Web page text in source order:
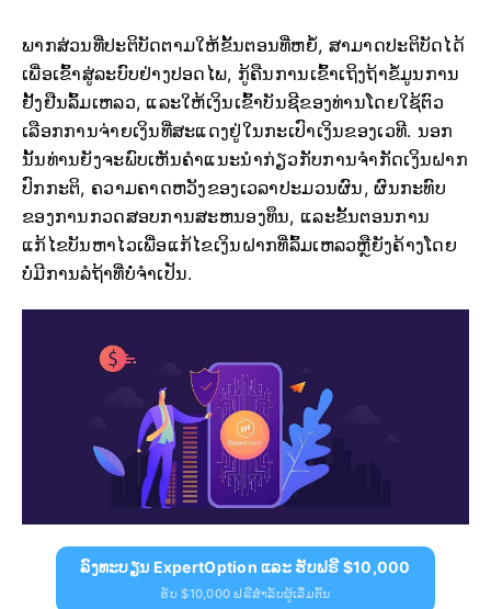
ພາກສ່ວນທີ່ປະຕິບັດຕາມໃຫ້ຂັ້ນຕອນທີ່ຫຍໍ້, ສາມາດປະຕິບັດໄດ້
ເພື່ອເຂົ້າສູ່ລະບົບຢ່າງປອດໄພ, ກູ້ຄືນການເຂົ້າເຖິງຖ້າຂໍ້ມູນການ
ຢັ້ງຢືນລົ້ມເຫລວ, ແລະໃຫ້ເງິນເຂົ້າບັນຊີຂອງທ່ານໂດຍໃຊ້ຕົວ
ເລືອກການຈ່າຍເງິນທີ່ສະແດງຢູ່ໃນກະເປົາເງິນຂອງເວທີ. ນອກ
ນັ້ນທ່ານຍັງຈະພົບເຫັນຄໍາແນະນໍາກ່ຽວກັບການຈໍາກັດເງິນຝາກ
ປົກກະຕິ, ຄວາມຄາດຫວັງຂອງເວລາປະມວນຜົນ, ຜົນກະທົບ
ຂອງການກວດສອບການສະຫນອງທຶນ, ແລະຂັ້ນຕອນການ
ແກ້ໄຂບັນຫາໄວເພື່ອແກ້ໄຂເງິນຝາກທີ່ລົ້ມເຫລວຫຼືຍັງຄ້າງໂດຍ
ບໍ່ມີການລໍຖ້າທີ່ບໍ່ຈໍາເປັນ.
ລົງທະບຽນ ExpertOption ແລະ ຮັບຟຣີ $10,000
ຮັບ $10,000 ຟຣີສຳລັບຜູ້ເລີ່ມຕົ້ນ